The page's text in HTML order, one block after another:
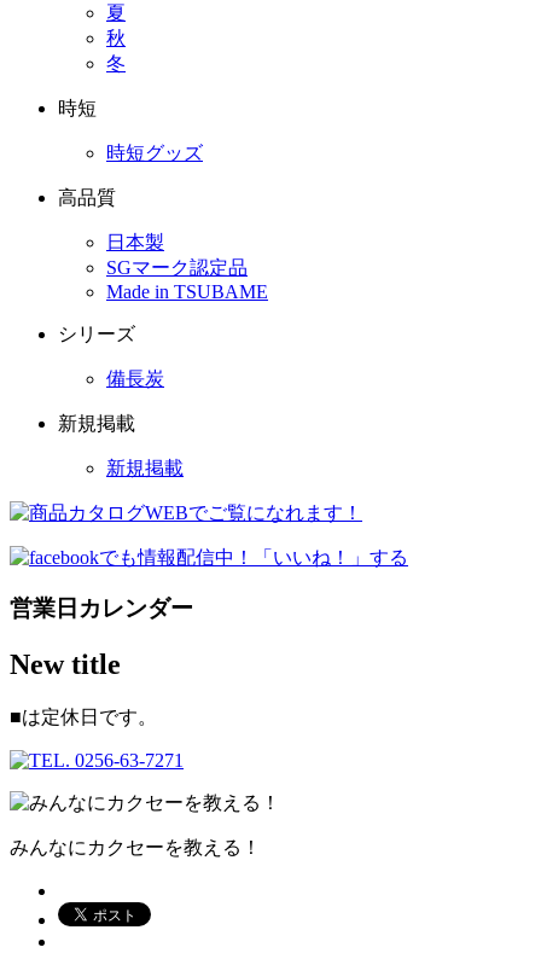
夏
秋
冬
時短
時短グッズ
高品質
日本製
SGマーク認定品
Made in TSUBAME
シリーズ
備長炭
新規掲載
新規掲載
営業日カレンダー
New title
■は定休日です。
みんなにカクセーを教える！